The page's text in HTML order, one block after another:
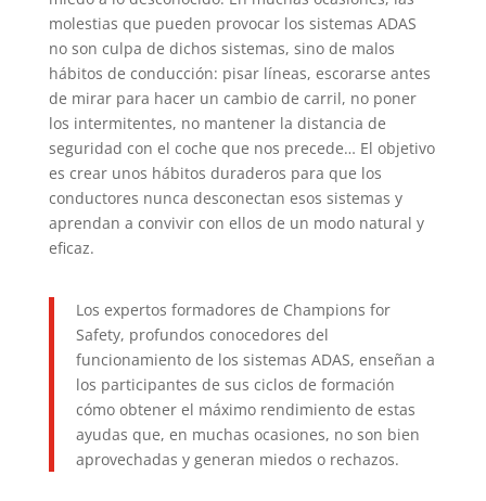
molestias que pueden provocar los sistemas ADAS
no son culpa de dichos sistemas, sino de malos
hábitos de conducción: pisar líneas, escorarse antes
de mirar para hacer un cambio de carril, no poner
los intermitentes, no mantener la distancia de
seguridad con el coche que nos precede… El objetivo
es crear unos hábitos duraderos para que los
conductores nunca desconectan esos sistemas y
aprendan a convivir con ellos de un modo natural y
eficaz.
Los expertos formadores de Champions for
Safety, profundos conocedores del
funcionamiento de los sistemas ADAS, enseñan a
los participantes de sus ciclos de formación
cómo obtener el máximo rendimiento de estas
ayudas que, en muchas ocasiones, no son bien
aprovechadas y generan miedos o rechazos.